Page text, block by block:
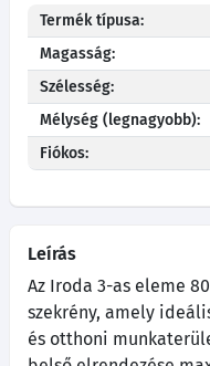
Termék típusa:
Magasság:
Szélesség:
Mélység (legnagyobb):
Fiókos:
Leírás
Az Iroda 3-as eleme
szekrény, amely
és otthoni